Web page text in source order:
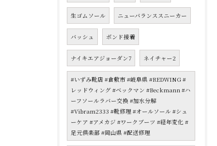
生ゴムソール ニューバランススニーカー
バッシュ ボンド接着
ナイキエアジョーダン7 ネイチャー2
#いずみ靴店 #倉敷市 #岐阜県 #REDWING #
レッドウィング #ベックマン #Beckmann #ハ
ーフソールラバー交換 #加水分解
#Vibram2333 #靴修理 #オールソール #シュ
ーケア #アメカジ #ワークブーツ #経年変化 #
足元倶楽部 #岡山県 #配送修理